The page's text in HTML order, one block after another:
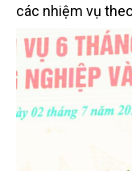
các nhiệm vụ